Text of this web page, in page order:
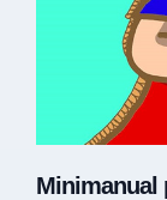
Minimanual